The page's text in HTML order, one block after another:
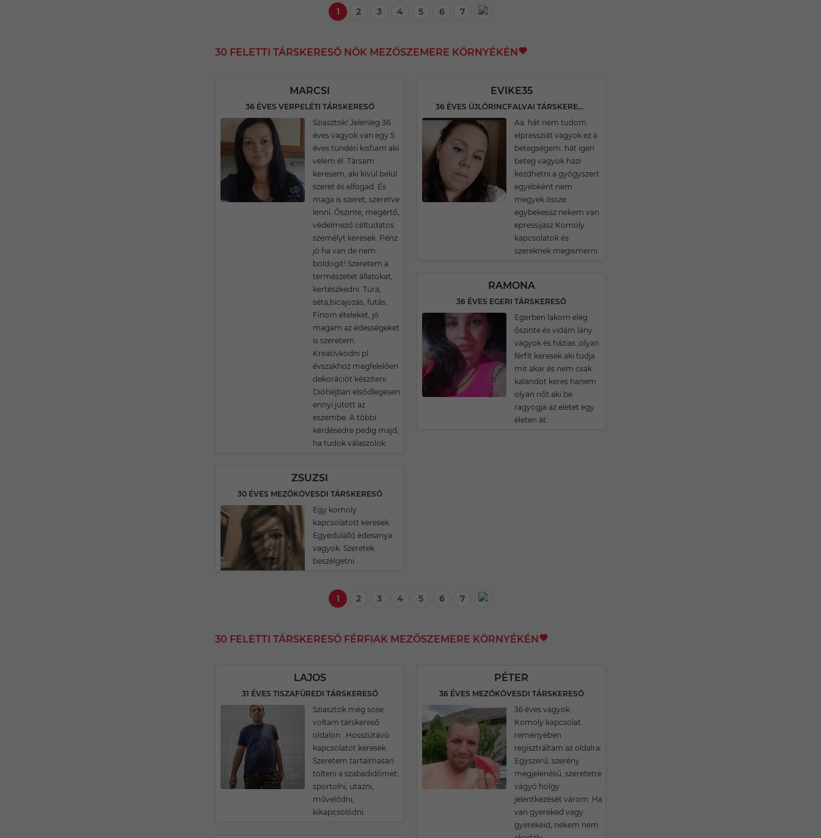
1 2 3 4 5 6 7
30 FELETTI TÁRSKERESŐ NŐK MEZŐSZEMERE KÖRNYÉKÉN
MARCSI
36 ÉVES VERPELÉTI TÁRSKERESŐ
Sziasztok! Jelenleg 36
éves vagyok van egy 5
éves tündéri kisfiam aki
velem él. Társam
keresem, aki kívül belül
szeret és elfogad. És
maga is szeret, szeretve
lenni. Őszinte, megértő,
védelmező céltudatos
személyt keresek. Pénz
jó ha van de nem
boldogít! Szeretem a
természetet állatokat,
kertészkedni. Túra,
séta,bicajozás, futás.
Finom ételeket, jó
magam az édességeket
is szeretem.
Kreatívkodni pl
évszakhoz megfelelően
dekorációt készíteni.
Dióhéjban elsődlegesen
ennyi jutott az
eszembe. A többi
kérdésedre pedig majd,
ha tudok válaszolok.
ZSUZSI
30 ÉVES MEZŐKÖVESDI TÁRSKERESŐ
Egy komoly
kapcsolatott keresek.
Egyedülálló èdesanya
vagyok. Szeretek
beszèlgetni .
EVIKE35
36 ÉVES ÚJLŐRINCFALVAI TÁRSKERESŐ
Aa. hát nem tudom.
elpressziát vagyok ez a
betegségem. hát igen
beteg vagyok házi
kezdhetni a gyógyszert
egyébként nem
megyek össze
egybekessz nekem van
epressijász Komoly
kapcsolatok és
szereknek megismerni
RAMONA
36 ÉVES EGERI TÁRSKERESŐ
Egerben lakom elég
őszinte és vidám lány
vagyok és házias ,olyan
férfit keresek aki tudja
mit akar és nem csak
kalandot keres hanem
olyan nőt aki be
ragyogja az eletet egy
életen át.
1 2 3 4 5 6 7
30 FELETTI TÁRSKERESŐ FÉRFIAK MEZŐSZEMERE KÖRNYÉKÉN
LAJOS
31 ÉVES TISZAFÜREDI TÁRSKERESŐ
Sziasztok még sose
voltam társkereső
oldalon...Hosszútávú
kapcsolatot keresek.
Szeretem tartalmasan
tölteni a szabadidőmet:
sportolni, utazni,
művelődni,
kikapcsolódni.
PÉTER
36 ÉVES MEZŐKÖVESDI TÁRSKERESŐ
36 éves vagyok.
Komoly kapcsolat
reményében
regisztráltam az oldalra.
Egyszerű, szerény
megjelenésű, szeretetre
vágyó hölgy
jelentkezését várom. Ha
van gyereked vagy
gyerekeid, nekem nem